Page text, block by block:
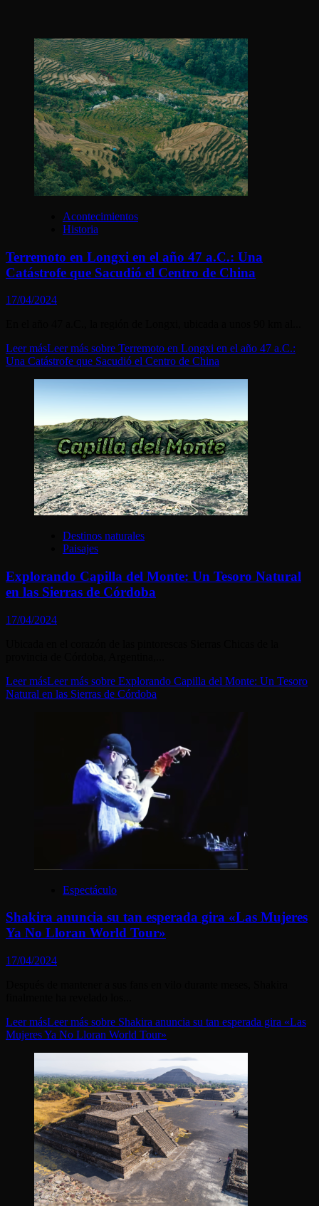
Acontecimientos
Historia
Terremoto en Longxi en el año 47 a.C.: Una
Catástrofe que Sacudió el Centro de China
17/04/2024
Leer másLeer más sobre Terremoto en Longxi en el año 47 a.C.:
Una Catástrofe que Sacudió el Centro de China
Destinos naturales
Paisajes
Explorando Capilla del Monte: Un Tesoro Natural
en las Sierras de Córdoba
17/04/2024
Leer másLeer más sobre Explorando Capilla del Monte: Un Tesoro
Natural en las Sierras de Córdoba
Espectáculo
Shakira anuncia su tan esperada gira «Las Mujeres
Ya No Lloran World Tour»
17/04/2024
Leer másLeer más sobre Shakira anuncia su tan esperada gira «Las
Mujeres Ya No Lloran World Tour»